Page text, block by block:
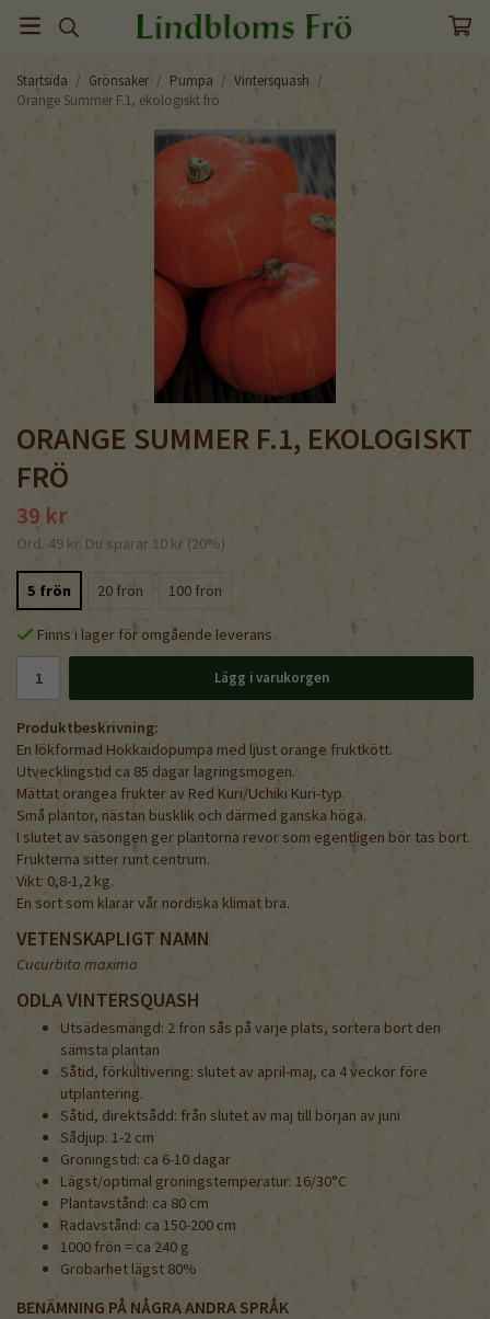
Startsida / Grönsaker / Pumpa / Vintersquash /
Orange Summer F.1, ekologiskt frö
ORANGE SUMMER F.1, EKOLOGISKT
FRÖ
39 kr
Ord. 49 kr. Du sparar 10 kr (20%)
5 frön 20 frön 100 frön
Finns i lager för omgående leverans
Lägg i varukorgen
Produktbeskrivning:
En lökformad Hokkaidopumpa med ljust orange fruktkött.
Utvecklingstid ca 85 dagar lagringsmogen.
Mättat orangea frukter av Red Kuri/Uchiki Kuri-typ.
Små plantor, nästan busklik och därmed ganska höga.
I slutet av säsongen ger plantorna revor som egentligen bör tas bort.
Frukterna sitter runt centrum.
Vikt: 0,8-1,2 kg.
En sort som klarar vår nordiska klimat bra.
VETENSKAPLIGT NAMN
Cucurbita maxima
ODLA VINTERSQUASH
Utsädesmängd: 2 frön sås på varje plats, sortera bort den
sämsta plantan
Såtid, förkultivering: slutet av april-maj, ca 4 veckor före
utplantering.
Såtid, direktsådd: från slutet av maj till början av juni
Sådjup: 1-2 cm
Groningstid: ca 6-10 dagar
Lägst/optimal groningstemperatur: 16/30°C
Plantavstånd: ca 80 cm
Radavstånd: ca 150-200 cm
1000 frön = ca 240 g
Grobarhet lägst 80%
BENÄMNING PÅ NÅGRA ANDRA SPRÅK